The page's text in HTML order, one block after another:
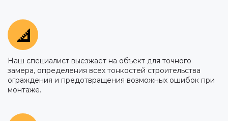
Наш специалист выезжает на объект для точного
замера, определения всех тонкостей строительства
ограждения и предотвращения возможных ошибок при
монтаже.